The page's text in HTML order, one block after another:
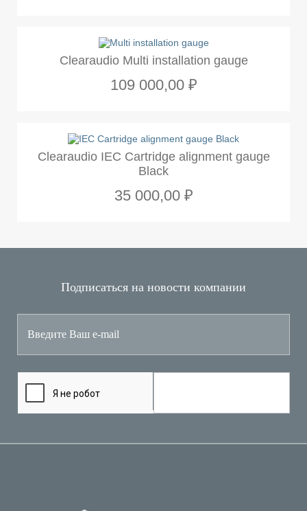
Clearaudio Multi installation gauge
109 000,00 ₽
Clearaudio IEC Cartridge alignment gauge
Black
35 000,00 ₽
Подписаться на новости компании